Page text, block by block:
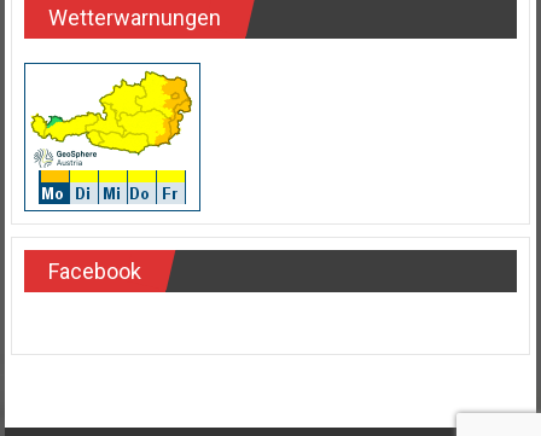
Wetterwarnungen
Facebook